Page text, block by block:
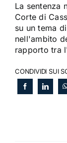
La sentenza
Corte di
su un tema
nell'ambito
rapporto tra
CONDIVIDI SUI